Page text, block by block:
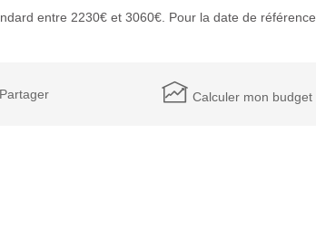
entre 2230€ et 3060€. Pour la date de référence
Partager Calculer mon budget